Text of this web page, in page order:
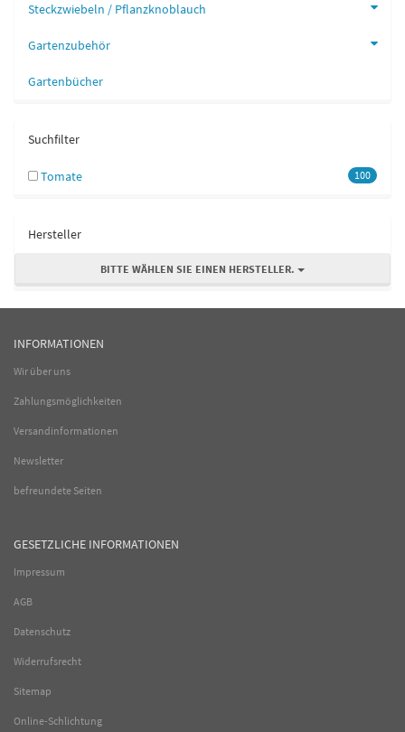
Steckzwiebeln / Pflanzknoblauch
Gartenzubehör
Gartenbücher
Suchfilter
100
Tomate
Hersteller
BITTE WÄHLEN SIE EINEN HERSTELLER.
INFORMATIONEN
Wir über uns
Zahlungsmöglichkeiten
Versandinformationen
Newsletter
befreundete Seiten
GESETZLICHE INFORMATIONEN
Impressum
AGB
Datenschutz
Widerrufsrecht
Sitemap
Online-Schlichtung